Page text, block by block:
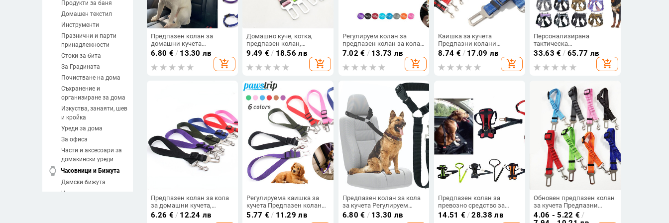
Продукти за баня
Домашен текстил
Инструменти
Празнични и парти
принадлежности
Стоки за бита
За Градината
Почистване на дома
Съхранение и
организиране за дома
Изкуства, занаяти, шев
и кройка
Уреди за дома
За офиса
Части и аксесоари за
домакински уреди
watch
Часовници и Бижута
Дамски бижута
Часовници
Предпазен колан за
домашни кучета
Предпазен колан за кола
за кола Регулируеми
предпазни колани за
6.80 € / 13.30 лв
add_shopping_cart
Домашно куче, котка,
предпазен колан,
регулируем колан,
предпазен колан, каишка
за малки, средни кучета,
консумативи за домашни
любимци
9.49 € / 18.56 лв
add_shopping_cart
Регулируем колан за
предпазен колан за кола
за кучета Найлонов
отразяващ омекотител
Еластичност Пътуване в
кола Аксесоари за кучета
7.02 € / 13.73 лв
add_shopping_cart
Каишка за кучета
Предпазни колани
Каишка за кучета
Регулируеми каишки за
пътуване на кучета
Верига за домашни
любимци
8.74 € / 17.09 лв
add_shopping_cart
Персонализирана
тактическа
светлоотразителна военна
кучешка колана за кучета
с дръжка за немска
овчарка, консумативи за
33.63 € / 65.77 лв
add_shopping_cart
Предпазен колан за кола
за домашни кучета,
регулируем повод,
каишка, предпазна щипка
6.26 € / 12.24 лв
Регулируема каишка за
кучета Предпазен колан
за кола за домашни
любимци за малки и
5.77 € / 11.29 лв
Предпазен колан за кола
за кучета Регулируем
колан за кучета Нашийник
с клипс Каишка за
6.80 € / 13.30 лв
Предпазен колан за
превозно средство за
кучета Регулируема мека
подложка Дишаща мрежа
14.51 € /28.38 лв
Обновен предпазен колан
за кучета Предпазни
колани за кола за кучета
Регулируем предпазен
4.06 - 5.22 € /